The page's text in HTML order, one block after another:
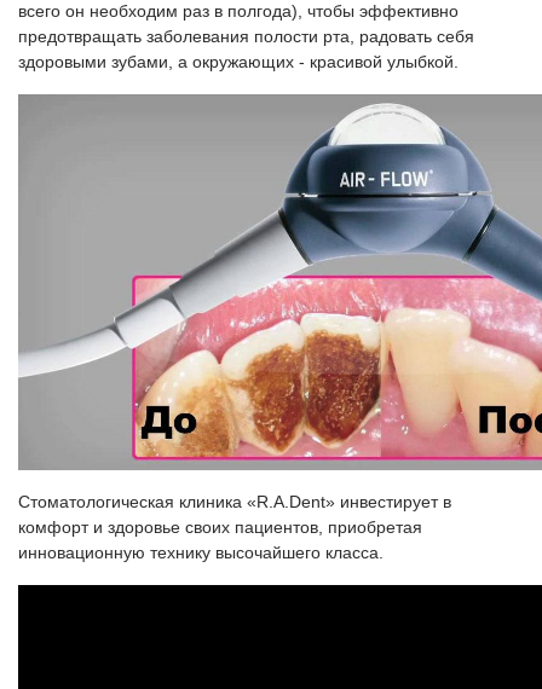
всего он необходим раз в полгода), чтобы эффективно
предотвращать заболевания полости рта, радовать себя
здоровыми зубами, а окружающих - красивой улыбкой.
Стоматологическая клиника «R.A.Dent» инвестирует в
комфорт и здоровье своих пациентов, приобретая
инновационную технику высочайшего класса.